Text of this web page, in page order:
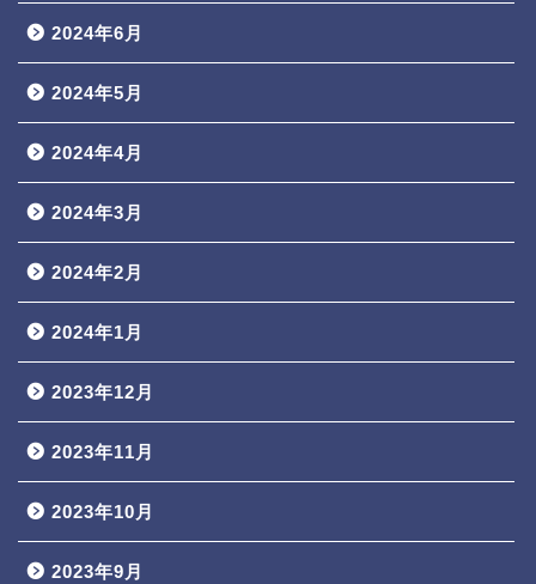
2024年6月
2024年5月
2024年4月
2024年3月
2024年2月
2024年1月
2023年12月
2023年11月
2023年10月
2023年9月